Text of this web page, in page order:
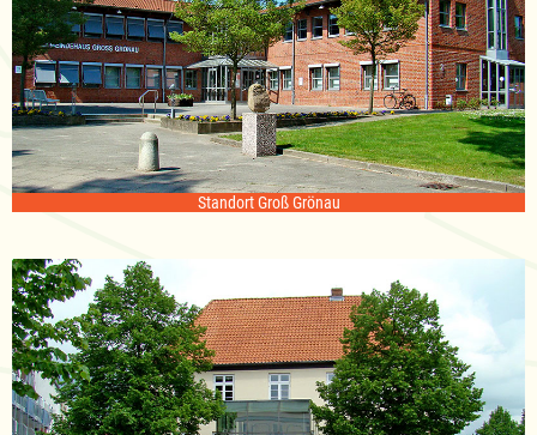
Standort Groß Grönau